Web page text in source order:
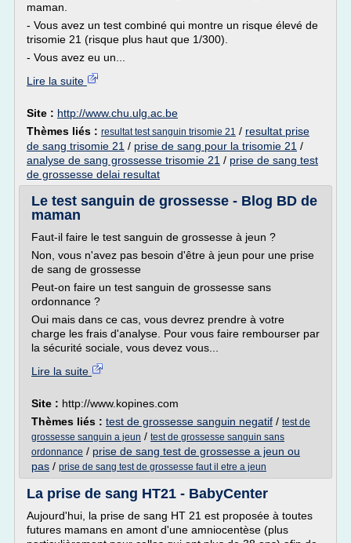
maman.
- Vous avez un test combiné qui montre un risque élevé de
trisomie 21 (risque plus haut que 1/300).
- Vous avez eu un...
Lire la suite
Site : http://www.chu.ulg.ac.be
Thèmes liés : resultat test sanguin trisomie 21 / resultat prise
de sang trisomie 21 / prise de sang pour la trisomie 21 /
analyse de sang grossesse trisomie 21 / prise de sang test
de grossesse delai resultat
Le test sanguin de grossesse - Blog BD de
maman
Faut-il faire le test sanguin de grossesse à jeun ?
Non, vous n'avez pas besoin d'être à jeun pour une prise
de sang de grossesse
Peut-on faire un test sanguin de grossesse sans
ordonnance ?
Oui mais dans ce cas, vous devrez prendre à votre
charge les frais d'analyse. Pour vous faire rembourser par
la sécurité sociale, vous devez vous...
Lire la suite
Site : http://www.kopines.com
Thèmes liés : test de grossesse sanguin negatif / test de
grossesse sanguin a jeun / test de grossesse sanguin sans
ordonnance / prise de sang test de grossesse a jeun ou
pas / prise de sang test de grossesse faut il etre a jeun
La prise de sang HT21 - BabyCenter
Aujourd'hui, la prise de sang HT 21 est proposée à toutes
futures mamans en amont d'une amniocentèse (plus